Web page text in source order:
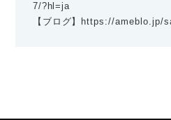
7/?hl=ja
【ブログ】
https://ameblo.jp/